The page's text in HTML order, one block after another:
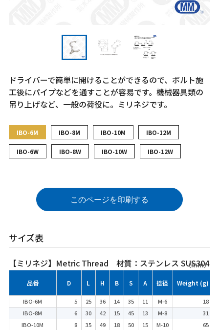
ドライバーで簡単に開けることができるので、ボルト施
工後にパイプなどを通すことが容易です。機械器具類の
吊り上げなど、一般の荷役に。ミリネジです。
IBO-6M IBO-8M IBO-10M IBO-12M
IBO-6W IBO-8W IBO-10W IBO-12W
このページを印刷する
サイズ表
【ミリネジ】Metric Thread 材質：ステンレス SUS304
（mm）
品番 D L H B S A 捻径 Weight (g)
IBO-6M 5 25 36 14 35 11 M-6
18
IBO-8M
6 30 42 15 45 13 M-8
31
IBO-10M
8 35 49 18 50 15 M-10
65